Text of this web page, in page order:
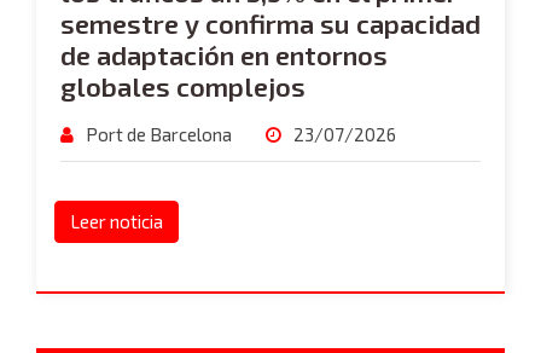
semestre y confirma su capacidad
de adaptación en entornos
globales complejos
Port de Barcelona 23/07/2026
Leer noticia